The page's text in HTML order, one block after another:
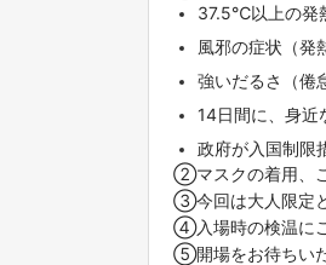
37.5℃以上の発
風邪の症状（発
強いだるさ（倦
14日間に、身近
政府が入国制限
②マスクの着用、こ
③今回は大人限定と
④入場時の検温にご
➄開場をお待ちいた